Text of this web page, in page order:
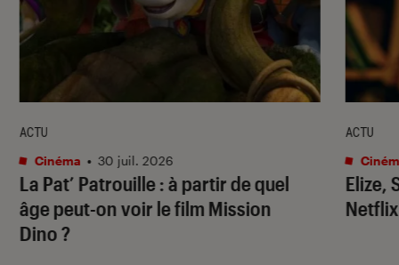
La Pat’ Patrouille: à partir de quel
âge peut-on voir le film Mission
Dino?
ACTU
Cinéma • 30 juil. 2026
Elize,
ACTU